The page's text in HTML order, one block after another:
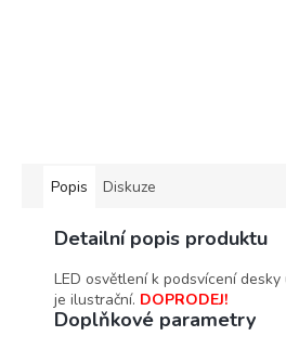
Popis Diskuze
Detailní popis produktu
LED osvětlení k podsvícení
je ilustrační. DOPRODEJ!
Doplňkové parametry